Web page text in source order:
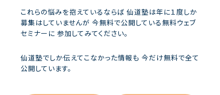
これらの悩みを抱えているならば 仙道塾は年に１度しか
募集はしていませんが 今無料で公開している無料ウェブ
セミナーに 参加してみてください。
仙道塾でしか伝えてこなかった情報も 今だけ無料で全て
公開しています。